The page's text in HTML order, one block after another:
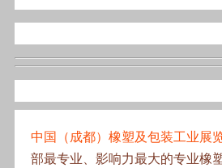
中国（成都）橡塑及包装工业展
部最专业、影响力最大的专业橡